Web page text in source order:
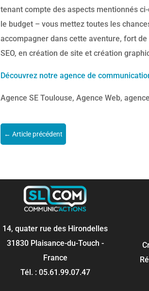
tenant compte des aspects mentionnés
le budget – vous mettez toutes les
accompagner dans cette aventure, fort
SEO, en création de site et création
Découvrez notre agence de
Agence SE Toulouse, Agence Web,
←Article précédent
14, quater rue des Hirondelles
31830 Plaisance-du-Touch -
France
Tél. : 05.61.99.07.47